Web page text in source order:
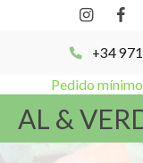
+34
Pedido
AL &